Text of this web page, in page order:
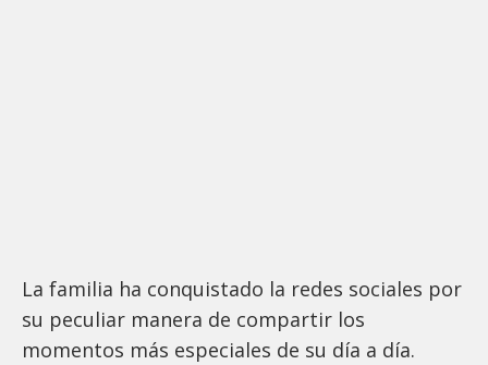
La familia ha conquistado la redes sociales por
su peculiar manera de compartir los
momentos más especiales de su día a día.